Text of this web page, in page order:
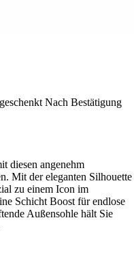
Nach Bestätigung
diesen angenehm
Mit der eleganten Silhouette
zu einem Icon im
Schicht Boost für endlose
Außensohle hält Sie